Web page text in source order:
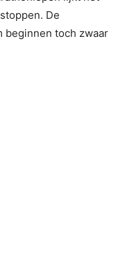
De
beginnen toch zwaar